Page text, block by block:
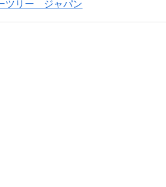
ツリー ジャパン